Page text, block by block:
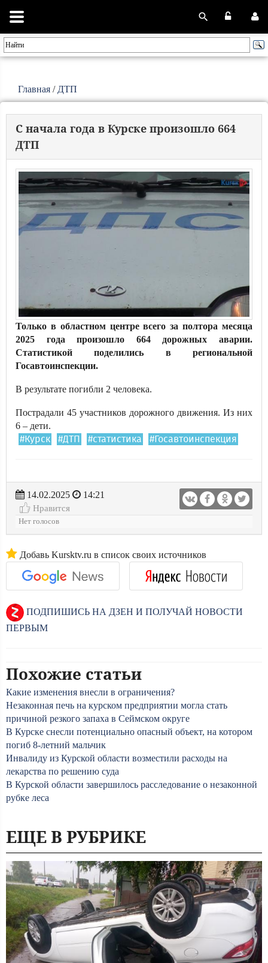
Главная / ДТП
С начала года в Курске произошло 664
ДТП
Только в областном центре всего за полтора месяца
2025 года произошло 664 дорожных аварии.
Статистикой поделились в региональной
Госавтоинспекции.
В результате погибли 2 человека.
Пострадали 45 участников дорожного движения. Из них
6 – дети.
#Курск #ДТП #статистика #Госавтоинспекция
14.02.2025
14:21
Нравится
Нет голосов
Добавь Kursktv.ru в список своих источников
ПОДПИШИСЬ НА ДЗЕН И ПОЛУЧАЙ НОВОСТИ
ПЕРВЫМ
Похожие статьи
Какие изменения внесли в ограничения?
Незаконная печь на курском предприятии могла стать
причиной резкого запаха в Сеймском округе
В Курске снесли потенциально опасный объект, на котором
погиб 8-летний мальчик
Инвалиду из Курской области возместили расходы на
лекарства по решению суда
В Курской области завершилось расследование о незаконной
рубке леса
ЕЩЕ В РУБРИКЕ